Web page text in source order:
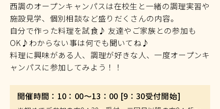
西調のオープンキャンパスは在校生と一緒の調理実習や
施設見学、個別相談など盛りだくさんの内容。
自分で作った料理を試食♪ 友達やご家族との参加も
OK♪わからない事は何でも聞いてね♪
料理に興味がある人、調理が好きな人、一度オープンキ
ャンパスに参加してみよう！！
開催時間：10：00～13：00 [9：30受付開始]